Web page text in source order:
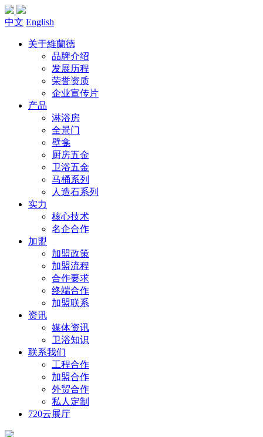
中文 English
关于維蘭德
品牌介绍
发展历程
荣誉资质
企业宣传片
产品
淋浴房
全景门
壁龛
厨房五金
卫浴五金
马桶系列
人造石系列
实力
核心技术
名企合作
加盟
加盟政策
加盟流程
合作要求
终端合作
加盟联系
资讯
媒体资讯
卫浴知识
联系我们
工程合作
加盟合作
外贸合作
私人定制
720云展厅